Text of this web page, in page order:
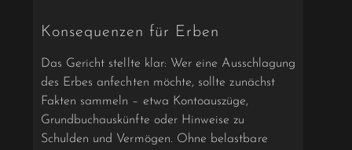
Konsequenzen für Erben
Das Gericht stellte klar: Wer eine Ausschlagung
des Erbes anfechten möchte, sollte zunächst
Fakten sammeln – etwa Kontoauszüge,
Grundbuchauskünfte oder Hinweise zu
Schulden und Vermögen. Ohne belastbare